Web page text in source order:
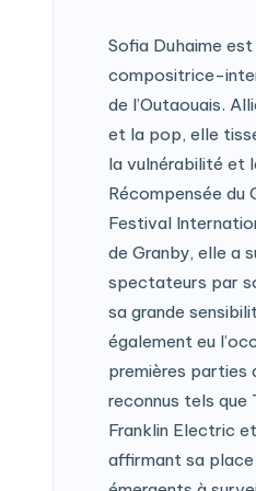
Sofia Duhaime
compositrice-
de l’Outaouais.
et la pop, elle
la vulnérabilité et
Récompensée du
Festival
de Granby, elle a
spectateurs par
sa grande
également eu
premières parties
reconnus tels que
Franklin Electric
affirmant sa